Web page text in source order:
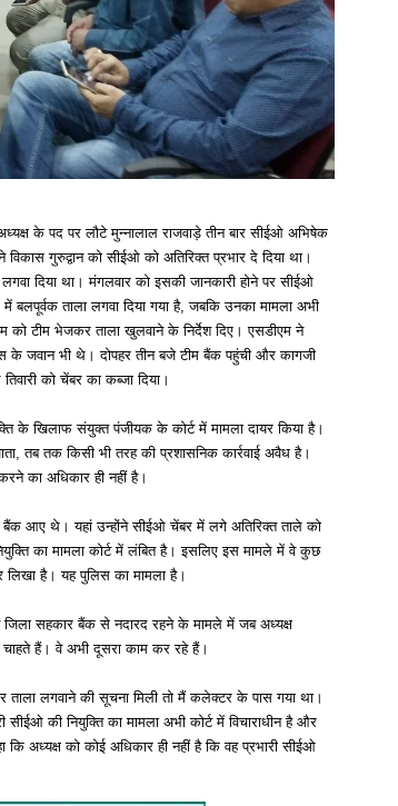
के पद पर लौटे मुन्नालाल राजवाड़े तीन बार सीईओ अभिषेक
गुरुद्वान को सीईओ को अतिरिक्त प्रभार दे दिया था।
दिया था। मंगलवार को इसकी जानकारी होने पर सीईओ
ताला लगवा दिया गया है, जबकि उनका मामला अभी
को टीम भेजकर ताला खुलवाने के निर्देश दिए। एसडीएम ने
के जवान भी थे। दोपहर तीन बजे टीम बैंक पहुंची और कागजी
को चेंबर का कब्जा दिया।
के खिलाफ संयुक्त पंजीयक के कोर्ट में मामला दायर किया है।
तब तक किसी भी तरह की प्रशासनिक कार्रवाई अवैध है।
का अधिकार ही नहीं है।
आए थे। यहां उन्होंने सीईओ चेंबर में लगे अतिरिक्त ताले को
का मामला कोर्ट में लंबित है। इसलिए इस मामले में वे कुछ
है। यह पुलिस का मामला है।
जिला सहकार बैंक से नदारद रहने के मामले में जब अध्यक्ष
चाहते हैं। वे अभी दूसरा काम कर रहे हैं।
लगवाने की सूचना मिली तो मैं कलेक्टर के पास गया था।
की नियुक्ति का मामला अभी कोर्ट में विचाराधीन है और
अध्यक्ष को कोई अधिकार ही नहीं है कि वह प्रभारी सीईओ